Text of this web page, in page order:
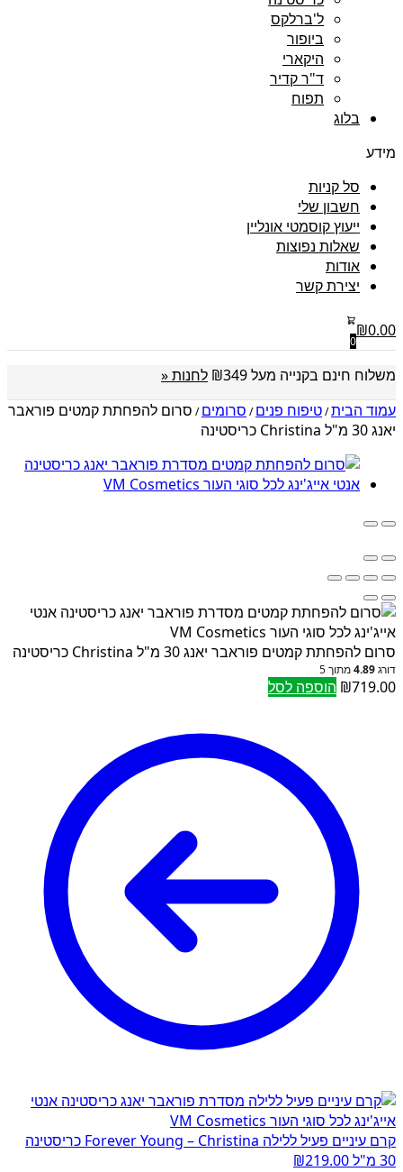
ל'ברלקס
ביופור
היקארי
ד"ר קדיר
תפוח
בלוג
מידע
סל קניות
חשבון שלי
ייעוץ קוסמטי אונליין
שאלות נפוצות
אודות
יצירת קשר
₪0.00
0
משלוח חינם בקנייה מעל ₪349
לחנות «
עמוד הבית/טיפוח פנים/ סרומים/ סרום להפחתת קמטים פוראבר
יאנג 30 מ"ל Christina כריסטינה
סרום להפחתת קמטים פוראבר יאנג 30 מ"ל Christina כריסטינה
דורג4.89מתוך 5
₪719.00 הוספה לסל
קרם עיניים פעיל ללילה Forever Young – Christina כריסטינה
30 מ"ל
₪219.00